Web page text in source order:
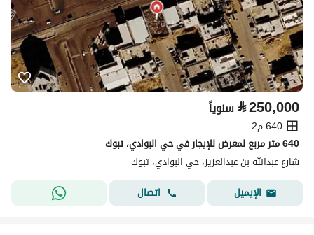
⃁250,000 سنوياً
640 م2
640 متر مربع لمعرض للإيجار في حي البوادي، تبوك
شارع عبدالله بن عبدالعزيز، حي البوادي، تبوك
الإيميل
اتصال